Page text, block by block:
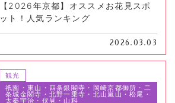
【2026年京都】オススメお花見スポ
ット！人気ランキング
2026.03.03
観光
祇園・東山・四条銀閣寺・岡崎京都御所・二
条城金閣寺・北野一乗寺・北山嵐山・松尾・
太秦宇治・伏見・山科